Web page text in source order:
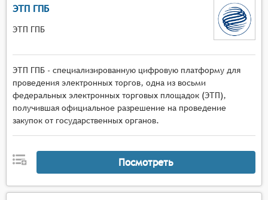
ЭТП ГПБ
ЭТП ГПБ
ЭТП ГПБ - специализированную цифровую платформу для
проведения электронных торгов, одна из восьми
федеральных электронных торговых площадок (ЭТП),
получившая официальное разрешение на проведение
закупок от государственных органов.
Посмотреть